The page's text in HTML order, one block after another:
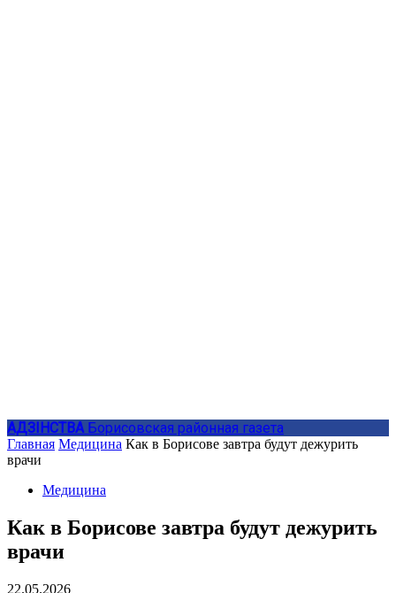
АДЗIНСТВА Борисовская районная газета
Главная Медицина Как в Борисове завтра будут дежурить
врачи
Медицина
Как в Борисове завтра будут дежурить
врачи
22.05.2026